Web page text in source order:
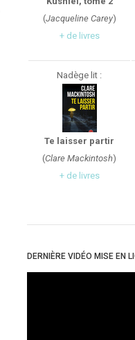
(Jacqueline Carey)
+ de livres
Nadège lit :
Te laisser partir
(Clare Mackintosh)
+ de livres
DERNIÈRE VIDÉO MISE EN